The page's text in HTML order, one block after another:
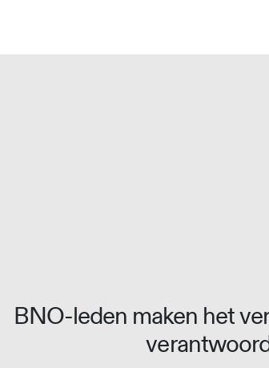
BNO-leden maken het